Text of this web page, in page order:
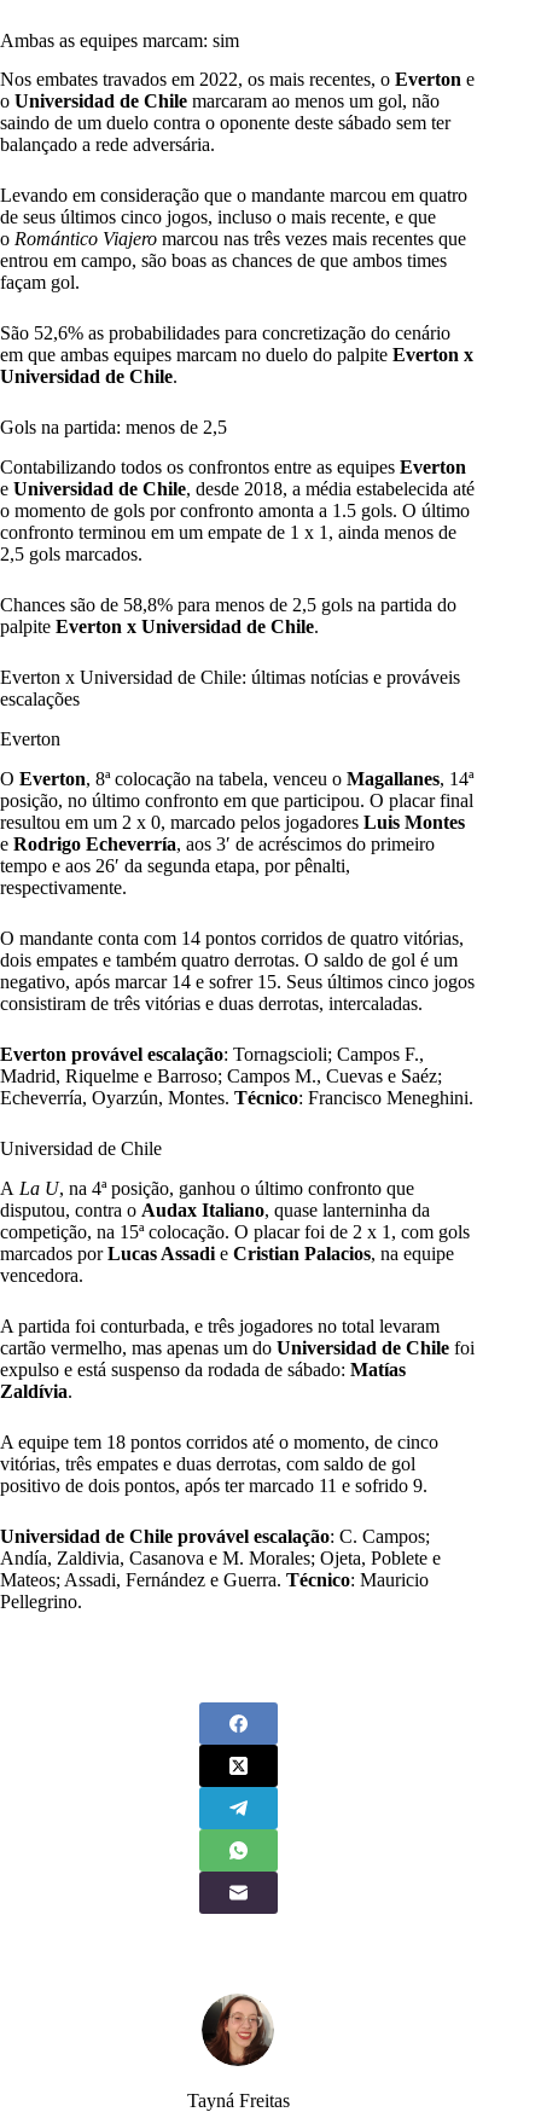
Ambas as equipes marcam: sim
Nos embates travados em 2022, os mais recentes, o Everton e
o Universidad de Chile marcaram ao menos um gol, não
saindo de um duelo contra o oponente deste sábado sem ter
balançado a rede adversária.
Levando em consideração que o mandante marcou em quatro
de seus últimos cinco jogos, incluso o mais recente, e que
o Romántico Viajero marcou nas três vezes mais recentes que
entrou em campo, são boas as chances de que ambos times
façam gol.
São 52,6% as probabilidades para concretização do cenário
em que ambas equipes marcam no duelo do palpite Everton x
Universidad de Chile.
Gols na partida: menos de 2,5
Contabilizando todos os confrontos entre as equipes Everton
e Universidad de Chile, desde 2018, a média estabelecida até
o momento de gols por confronto amonta a 1.5 gols. O último
confronto terminou em um empate de 1 x 1, ainda menos de
2,5 gols marcados.
Chances são de 58,8% para menos de 2,5 gols na partida do
palpite Everton x Universidad de Chile.
Everton x Universidad de Chile: últimas notícias e prováveis
escalações
Everton
O Everton, 8ª colocação na tabela, venceu o Magallanes, 14ª
posição, no último confronto em que participou. O placar final
resultou em um 2 x 0, marcado pelos jogadores Luis Montes
e Rodrigo Echeverría, aos 3′ de acréscimos do primeiro
tempo e aos 26′ da segunda etapa, por pênalti,
respectivamente.
O mandante conta com 14 pontos corridos de quatro vitórias,
dois empates e também quatro derrotas. O saldo de gol é um
negativo, após marcar 14 e sofrer 15. Seus últimos cinco jogos
consistiram de três vitórias e duas derrotas, intercaladas.
Everton provável escalação: Tornagscioli; Campos F.,
Madrid, Riquelme e Barroso; Campos M., Cuevas e Saéz;
Echeverría, Oyarzún, Montes. Técnico: Francisco Meneghini.
Universidad de Chile
A La U, na 4ª posição, ganhou o último confronto que
disputou, contra o Audax Italiano, quase lanterninha da
competição, na 15ª colocação. O placar foi de 2 x 1, com gols
marcados porLucas Assadi e Cristian Palacios, na equipe
vencedora.
A partida foi conturbada, e três jogadores no total levaram
cartão vermelho, mas apenas um do Universidad de Chile foi
expulso e está suspenso da rodada de sábado: Matías
Zaldívia.
A equipe tem 18 pontos corridos até o momento, de cinco
vitórias, três empates e duas derrotas, com saldo de gol
positivo de dois pontos, após ter marcado 11 e sofrido 9.
Universidad de Chile provável escalação: C. Campos;
Andía, Zaldivia, Casanova e M. Morales; Ojeta, Poblete e
Mateos; Assadi, Fernández e Guerra. Técnico: Mauricio
Pellegrino.
Tayná Freitas